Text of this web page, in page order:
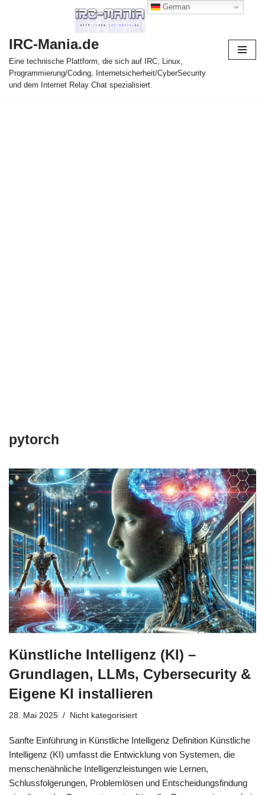
Inhalt
springen
IRC-Mania.de
Eine technische Plattform, die sich auf IRC, Linux,
Programmierung/Coding, Internetsicherheit/CyberSecurity
und dem Internet Relay Chat spezialisiert.
pytorch
Künstliche Intelligenz (KI) –
Grundlagen, LLMs, Cybersecurity &
Eigene KI installieren
28. Mai 2025 Nicht kategorisiert
Sanfte Einführung in Künstliche Intelligenz Definition Künstliche
Intelligenz (KI) umfasst die Entwicklung von Systemen, die
menschenähnliche Intelligenzleistungen wie Lernen,
Schlussfolgerungen, Problemlösen und Entscheidungsfindung
German